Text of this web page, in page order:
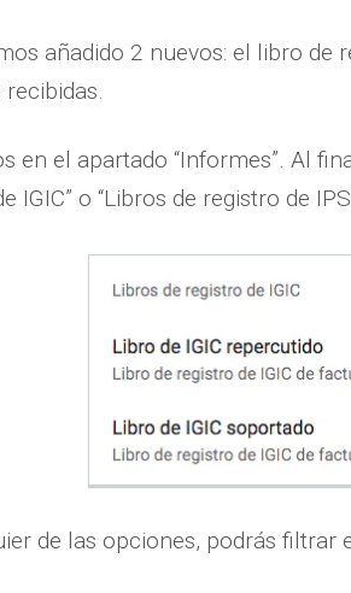
añadido 2 nuevos: el libro de
en el apartado “Informes”. Al
IGIC” o “Libros de registro de
de las opciones, podrás